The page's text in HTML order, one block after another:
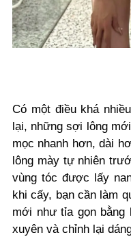
Có một điều khá
lại, những sợi lông
mọc nhanh hơn, dài
lông mày tự nhiên
vùng tóc được lấy
khi cấy, bạn cần làm
mới như tỉa gọn bằng
xuyên và chỉnh lại